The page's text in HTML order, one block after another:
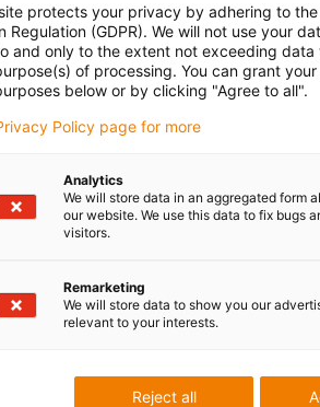
protects your privacy by adhering to the
Regulation (GDPR). We will not use your
and only to the extent not exceeding data
of processing. You can grant
below or by clicking "Agree to all".
Policy page for more
Analytics
We will store data in an aggregated form
our website. We use this data to fix bugs
visitors.
Remarketing
We will store data to show you our
relevant to your interests.
Reject all